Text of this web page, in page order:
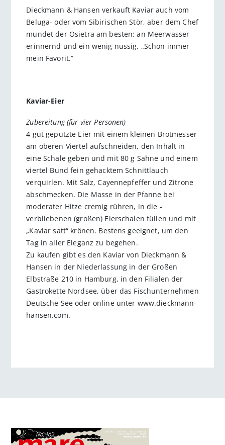
Dieckmann & Hansen verkauft Kaviar auch vom
Beluga- oder vom Sibirischen Stör, aber dem Chef
mundet der Osietra am besten: an Meerwasser
erinnernd und ein wenig nussig. „Schon immer
mein Favorit.“
Kaviar-Eier
Zubereitung (für vier Personen)
4 gut geputzte Eier mit einem kleinen Brotmesser
am oberen Viertel aufschneiden, den Inhalt in
eine Schale geben und mit 80 g Sahne und einem
viertel Bund fein gehacktem Schnittlauch
verquirlen. Mit Salz, ­Cayennepfeffer und Zitrone
abschmecken. Die Masse in der Pfanne bei
moderater Hitze cremig rühren, in die ­
verbliebenen (großen) Eierschalen ­füllen und mit
„Kaviar satt“ krönen. Bes­tens geeignet, um den
Tag in aller Eleganz zu begehen.
Zu kaufen gibt es den Kaviar von Dieckmann &
Hansen in der Nieder­lassung in der Großen
Elbstraße 210 in Hamburg, in den Filialen der
Gastrokette Nordsee, über das Fischunter­nehmen
Deutsche See oder online ­unter www.dieckmann-
hansen.com.